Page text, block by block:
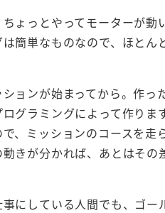
ょっとやってモーターが
簡単なものなので、ほと
ョンが始まってから。作
グラミングによって作り
、ミッションのコースを
きが分かれば、あとはそ
にしている人間でも、ゴ